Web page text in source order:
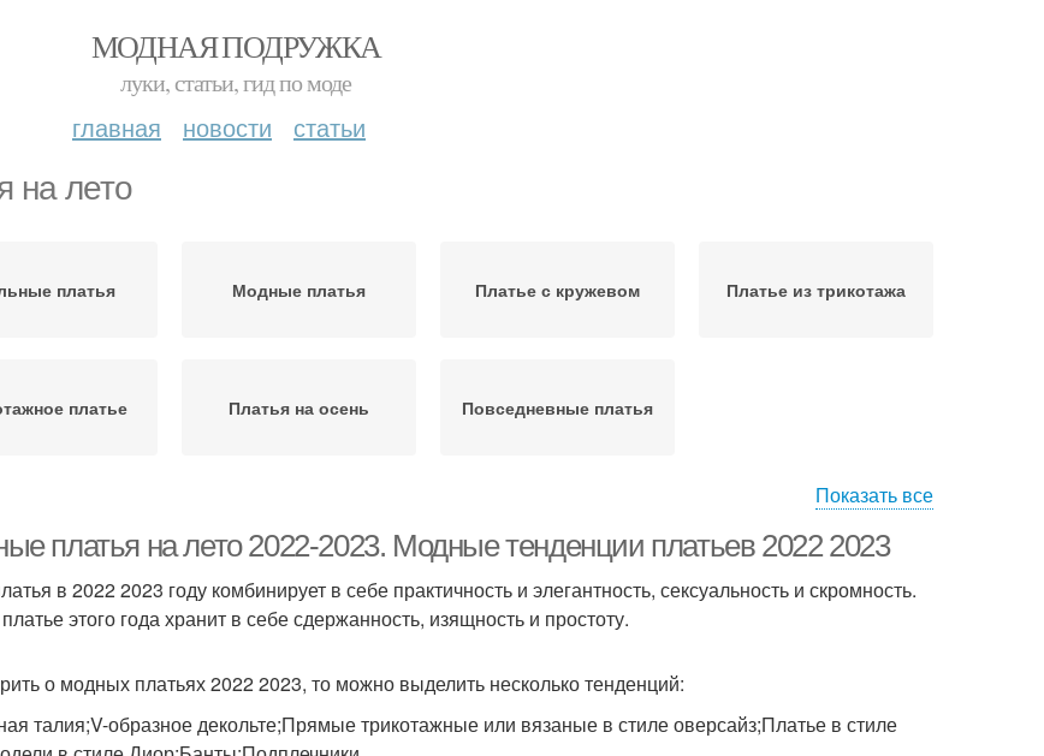
МОДНАЯ ПОДРУЖКА
луки, статьи, гид по моде
главная новости статьи
на лето
платья Модные платья Платье с кружевом Платье из трикотажа
платье Платья на осень Повседневные платья
Показать все
платья на лето 2022-2023. Модные тенденции платьев 2022 2023
в 2022 2023 году комбинирует в себе практичность и элегантность, сексуальность и скромность.
этого года хранит в себе сдержанность, изящность и простоту.
о модных платьях 2022 2023, то можно выделить несколько тенденций:
талия;V-образное декольте;Прямые трикотажные или вязаные в стиле оверсайз;Платье в стиле